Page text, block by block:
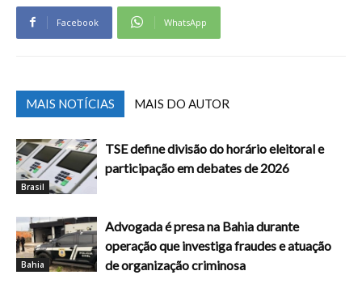
Facebook WhatsApp
MAIS NOTÍCIAS MAIS DO AUTOR
Brasil
TSE define divisão do horário eleitoral e
participação em debates de 2026
Bahia
Advogada é presa na Bahia durante
operação que investiga fraudes e atuação
de organização criminosa